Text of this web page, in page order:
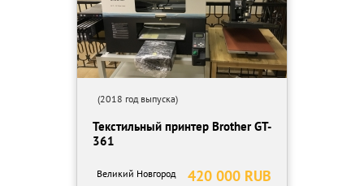
(2018 год выпуска)
Текстильный принтер Brother GT-
361
420 000 RUB
Великий Новгород